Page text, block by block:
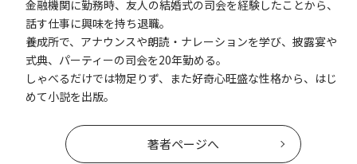
金融機関に勤務時、友人の結婚式の司会を経験したことから、
話す仕事に興味を持ち退職。
養成所で、アナウンスや朗読・ナレーションを学び、披露宴や
式典、パーティーの司会を20年勤める。
しゃべるだけでは物足りず、また好奇心旺盛な性格から、はじ
めて小説を出版。
著者ページへ